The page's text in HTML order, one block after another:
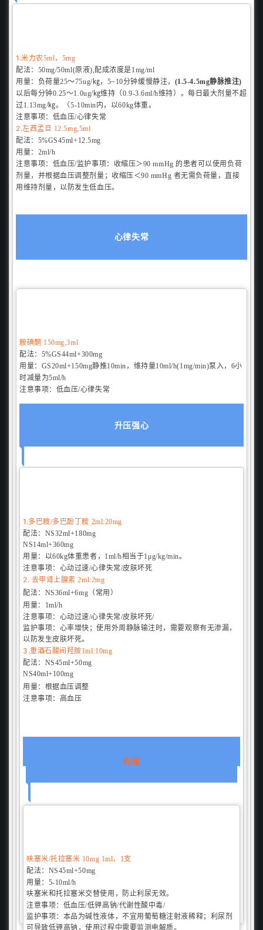
1.米力农5ml，5mg
配法： 50mg/50ml(原液),配成浓度是1mg/ml
用量： 负荷量25～75ug/㎏， 5~10分钟缓慢静注， (1.5-4.5mg静脉推注)
以后每分钟0.25～1.0ug/㎏维持（0.9-3.6ml/h维持）。每日最大剂量不超
过1.13mg/㎏。（5-10min内，以60kg体重。
注意事项： 低血压/心律失常
2.左西孟旦 12.5mg,5ml
配法： 5%GS45ml+12.5mg
用量： 2ml/h
注意事项： 低血压/监护事项：收缩压＞90 mmHg 的患者可以使用负荷
剂量，并根据血压调整剂量；收缩压＜90 mmHg 者无需负荷量，直接
用维持剂量，以防发生低血压。
心律失常
胺碘酮 150mg,3ml
配法： 5%GS44ml+300mg
用量： GS20ml+150mg静推10min，维持量10ml/h(1mg/min)泵入，6小
时减量为5ml/h
注意事项： 低血压/心律失常
升压强心
1.多巴胺/多巴酚丁胺 2ml:20mg
配法： NS32ml+180mg
NS14ml+360mg
用量： 以60kg体重患者，1ml/h相当于1μg/kg/min。
注意事项： 心动过速/心律失常/皮肤坏死
2. 去甲肾上腺素 2ml:2mg
配法： NS36ml+6mg（常用）
用量： 1ml/h
注意事项： 心动过速/心律失常/皮肤坏死/
监护事项：心率增快；使用外周静脉输注时，需要观察有无渗漏，
以防发生皮肤坏死。
3.重酒石酸间羟胺1ml:10mg
配法： NS45ml+50mg
NS40ml+100mg
用量： 根据血压调整
注意事项： 高血压
利尿
呋塞米/托拉塞米 10mg 1ml，1支
配法： NS45ml+50mg
用量： 5-10ml/h
呋塞米和托拉塞米交替使用，防止利尿无效。
注意事项： 低血压/低钾高钠/代谢性酸中毒/
监护事项：本品为碱性液体，不宜用葡萄糖注射液稀释；利尿剂
可导致低钾高钠，使用过程中需要监测电解质。